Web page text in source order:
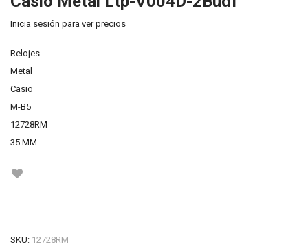
Inicia sesión para ver precios
Relojes
Metal
Casio
M-B5
12728RM
35 MM
SKU: 12728RM